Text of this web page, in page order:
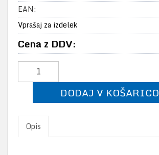
EAN:
Vprašaj za izdelek
Cena z DDV:
DODAJ V KOŠARICO
Opis